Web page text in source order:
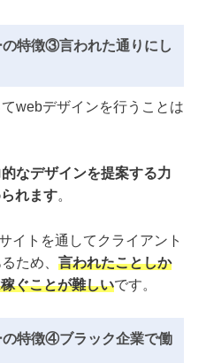
特徴③言われた通りにし
webデザインを行うことは
なデザインを提案する力
れます。
イトを通してクライアント
ため、 言われたことしか
ぐことが難しいです。
特徴④ブラック企業で働